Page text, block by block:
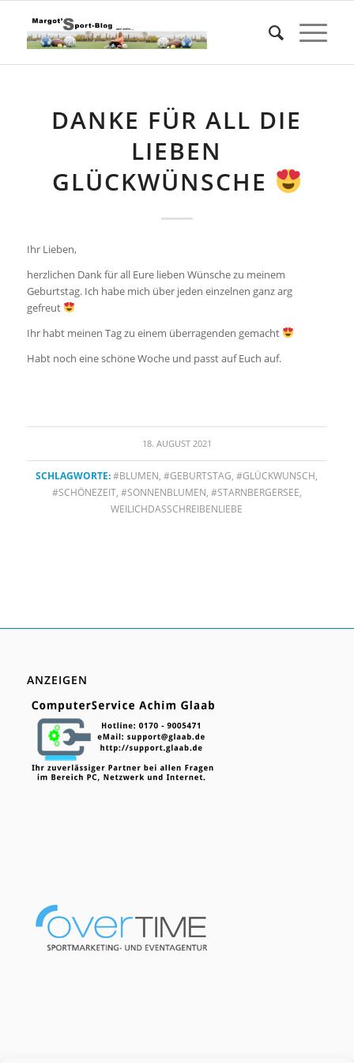
DANKE FÜR ALL DIE
LIEBEN
GLÜCKWÜNSCHE
Ihr Lieben,
herzlichen Dank für all Eure lieben Wünsche zu meinem
Geburtstag. Ich habe mich über jeden einzelnen ganz arg
gefreut
Ihr habt meinen Tag zu einem überragenden gemacht
Habt noch eine schöne Woche und passt auf Euch auf.
18. AUGUST 2021
SCHLAGWORTE: #BLUMEN,#GEBURTSTAG,#GLÜCKWUNSCH,
#SCHÖNEZEIT, #SONNENBLUMEN, #STARNBERGERSEE,
WEILICHDASSCHREIBENLIEBE
ANZEIGEN